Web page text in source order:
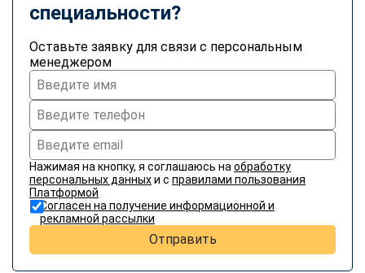
специальности?
Оставьте заявку для связи с персональным
менеджером
Нажимая на кнопку, я соглашаюсь на обработку
персональных данныхи с правилами пользования
Платформой
Согласен на получение информационной и
рекламной рассылки
Отправить